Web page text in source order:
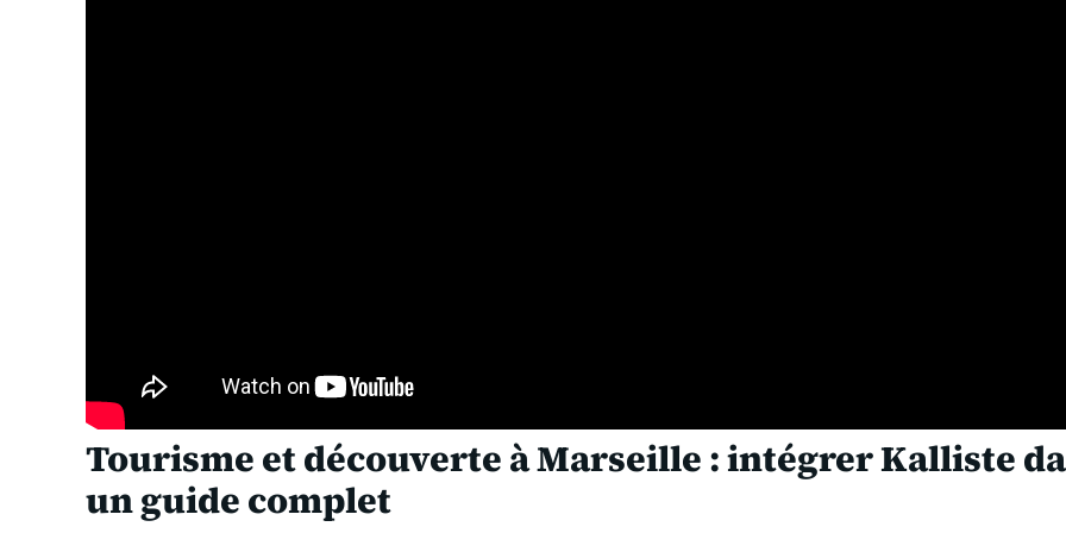
Tourisme et découverte à Marseille : intégrer Kalliste
un guide complet